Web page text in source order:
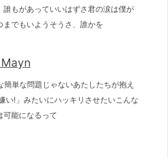
もがあっていいはずさ君の涙は僕が
でもいようそうさ、誰かを
単な問題じゃないあたしたちが抱え
い!」みたいにハッキリさせたいこんな
可能になるって